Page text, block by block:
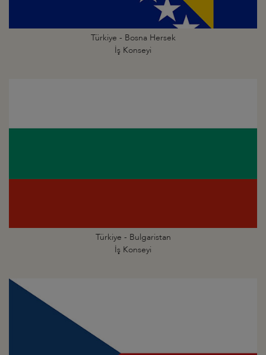
Türkiye - Bosna Hersek
İş Konseyi
Türkiye - Bulgaristan
İş Konseyi